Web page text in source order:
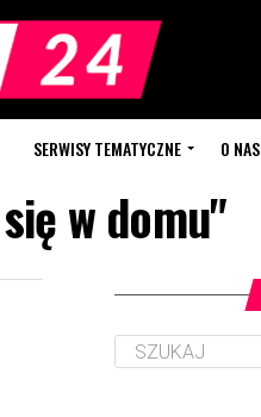
SERWISY TEMATYCZNE O NAS
w domu"